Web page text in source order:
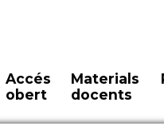
Accés
obert
Materials
docents